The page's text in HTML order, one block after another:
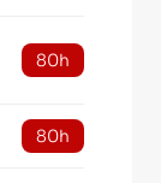
80h
80h